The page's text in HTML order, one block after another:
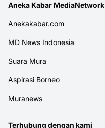
Aneka Kabar MediaNetwork
Anekakabar.com
MD News Indonesia
Suara Mura
Aspirasi Borneo
Muranews
Terhubung dengan kami